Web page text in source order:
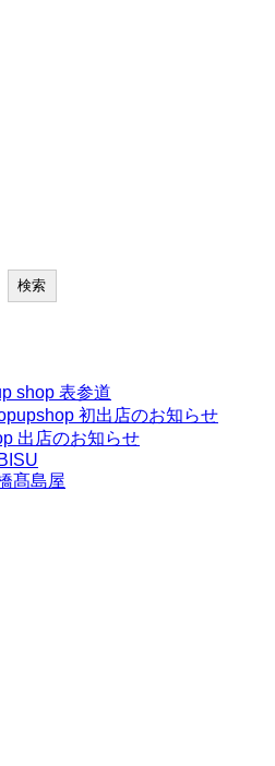
検索
shop 表参道
初出店のお知らせ
出店のお知らせ
髙島屋